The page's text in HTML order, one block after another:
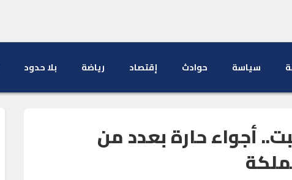
سياسة حوادث إقتصاد رياضة بلا حدود
أجواء حارة بعدد من